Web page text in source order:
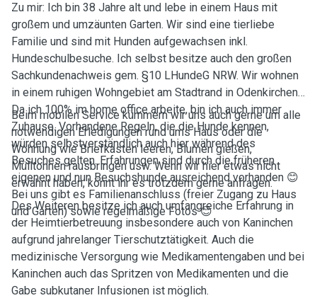
Zu mir: Ich bin 38 Jahre alt und lebe in einem Haus mit
großem und umzäunten Garten. Wir sind eine tierliebe
Familie und sind mit Hunden aufgewachsen inkl.
Hundeschulbesuche. Ich selbst besitze auch den großen
Sachkundenachweis gem. §10 LHundeG NRW. Wir wohnen
in einem ruhigen Wohngebiet am Stadtrand in Odenkirchen.
Da ich 100% im home office arbeite, bin ich auch immer
Zuhause. Vorhandene Regeln, die die Hunde kennen,
würden selbstverständlich auch hier während des
Besuches gelten. Erfahrungen sind durch die früheren
eigenen und nun Besuchshunde ausreichend vorhanden 😊
Bei uns gibt es Familienanschluss (freier Zugang zu Haus
und Garten) sowie regelmäßige Fotos 😊
Beim mobilen Service kümmern wir uns auch gerne um alle
notwendigen Erledigungen rund ums Haus oder die
Wohnung wie Briefkasten leeren, Blumen gießen,
Mülltonnen rausbringen usw. Wenn wir hier etwas nicht
erwähnt haben, könnt ihr es trotzdem gerne anfragen.
Des Weiteren besitze ich auch umfangreiche Erfahrung in
der Heimtierbetreuung insbesondere auch von Kaninchen
aufgrund jahrelanger Tierschutztätigkeit. Auch die
medizinische Versorgung wie Medikamentengaben und bei
Kaninchen auch das Spritzen von Medikamenten und die
Gabe subkutaner Infusionen ist möglich.